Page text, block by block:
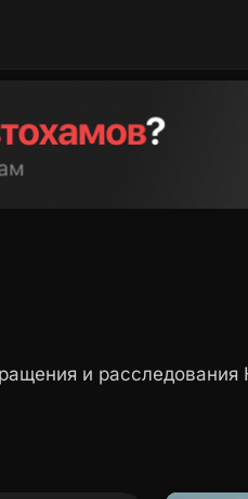
и расследования